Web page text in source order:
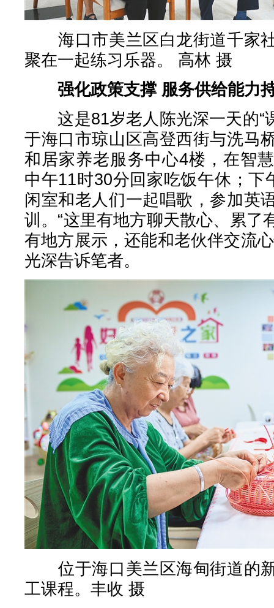
海口市美兰区白龙街道千家
聚在一起练习乐器。 高林 摄
强化政策支撑 服务供给能力
这是81岁老人陈光深一天的“
于海口市琼山区高登西街与洗马
和居家养老服务中心4楼，在智
中午11时30分回家吃饭午休；下
闲室和老人们一起唱歌，参加英
训。“这里有地方聊天散心、累了
有地方展示，还能和老伙伴交流
光深告诉笔者。
位于海口美兰区海甸街道的
工课程。丰收 摄